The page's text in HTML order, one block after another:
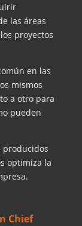
las áreas
proyectos
en las
mismos
a otro para
pueden
producidos
optimiza la
Chief